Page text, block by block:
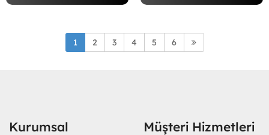
1 2 3 4 5 6
Kurumsal Müşteri Hizmetleri